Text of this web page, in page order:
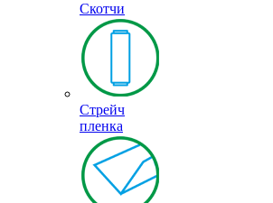
Скотчи
Стрейч
пленка